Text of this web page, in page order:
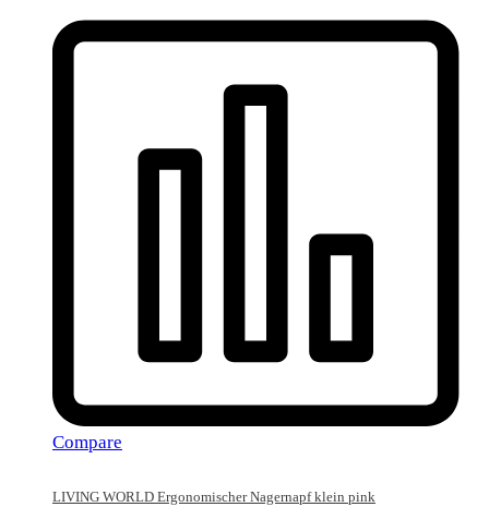
Compare
LIVING WORLD Ergonomischer Nagernapf klein pink